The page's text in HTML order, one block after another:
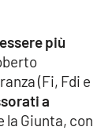
più
(Fi, Fdi e
a
la Giunta, con